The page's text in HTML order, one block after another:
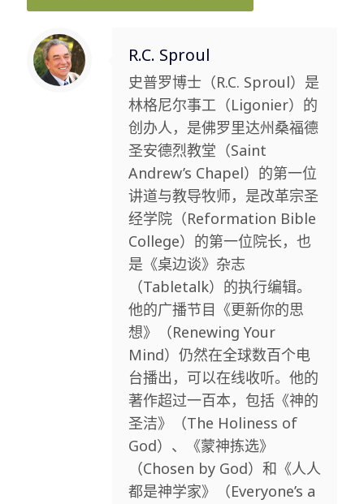
R.C. Sproul
史普罗博士（R.C. Sproul）是
林格尼尔事工（Ligonier）的
创办人，是佛罗里达州桑福德
圣安德烈教堂（Saint
Andrew’s Chapel）的第一位
讲道与教导牧师，是改革宗圣
经学院（Reformation Bible
College）的第一位院长，也
是《桌边谈》杂志
（Tabletalk）的执行编辑。
他的广播节目《更新你的思
想》（Renewing Your
Mind）仍然在全球数百个电
台播出，可以在线收听。他的
著作超过一百本，包括《神的
圣洁》（The Holiness of
God）、《蒙神拣选》
（Chosen by God）和《人人
都是神学家》（Everyone’s a